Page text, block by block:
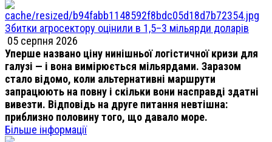
Збитки агросектору оцінили в 1,5–3 мільярди доларів
05 серпня 2026
Уперше названо ціну нинішньої логістичної кризи для
галузі — і вона вимірюється мільярдами. Заразом
стало відомо, коли альтернативні маршрути
запрацюють на повну і скільки вони насправді здатні
вивезти. Відповідь на друге питання невтішна:
приблизно половину того, що давало море.
Більше інформації